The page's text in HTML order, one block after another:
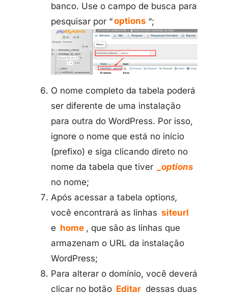
banco. Use o campo de busca para
pesquisar por “options “;
O nome completo da tabela poderá
ser diferente de uma instalação
para outra do WordPress. Por isso,
ignore o nome que está no início
(prefixo) e siga clicando direto no
nome da tabela que tiver
_options
no nome;
Após acessar a tabela options,
você encontrará as linhas siteurl
e home , que são as linhas que
armazenam o URL da instalação
WordPress;
Para alterar o domínio, você deverá
clicar no botão Editar dessas duas